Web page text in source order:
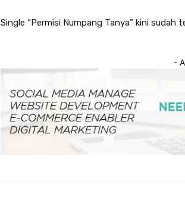
Single “Permisi Numpang Tanya” kini
-